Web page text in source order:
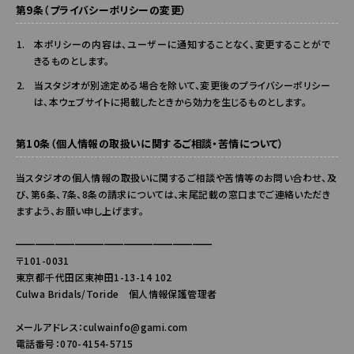
第9条（プライバシーポリシーの変更）
本ポリシーの内容は、ユーザーに通知することなく、変更することがで
きるものとします。
当スタジオが別途定める場合を除いて、変更後のプライバシーポリシー
は、本ウェブサイトに掲載したときから効力を生じるものとします。
第10条（個人情報の取扱いに関するご相談・苦情について）
当スタジオの個人情報の取扱いに関するご相談や苦情等のお問い合わせ、及
び、第6条、7条、8条の請求については、末尾記載の窓口までご連絡いただき
ますよう、お願い申し上げます。
━━━━━━━━━━━━━━━━━━━━
〒101-0031
東京都千代田区東神田1-13-14 102
Culwa Bridals/Toride 個人情報保護管理者
メールアドレス：culwainfo@gami.com
電話番号：070-4154-5715